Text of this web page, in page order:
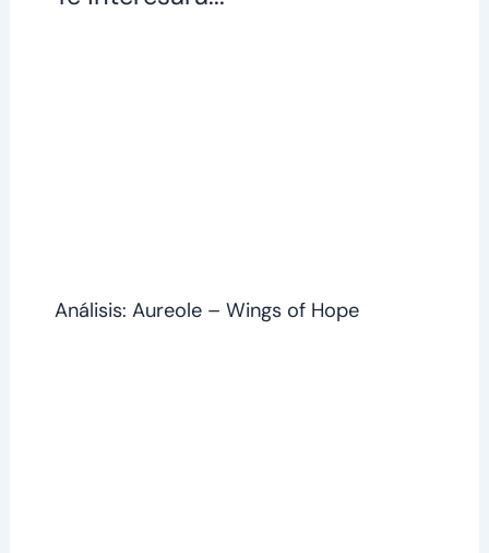
Análisis: Aureole – Wings of Hope